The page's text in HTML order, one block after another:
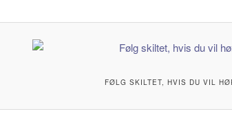
FØLG SKILTET, HVIS DU VIL